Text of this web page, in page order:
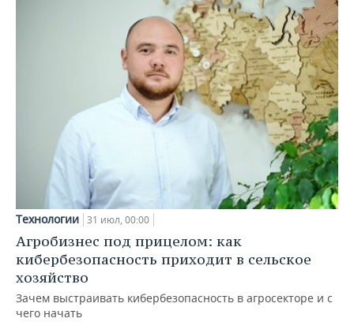
Технологии 31 июл, 00:00
Агробизнес под прицелом: как
кибербезопасность приходит в сельское
хозяйство
Зачем выстраивать кибербезопасность в агросекторе и с
чего начать